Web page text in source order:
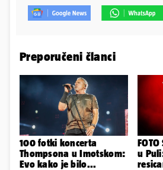
Preporučeni članci
100 fotki koncerta
Thompsona u Imotskom:
Evo kako je bilo...
u